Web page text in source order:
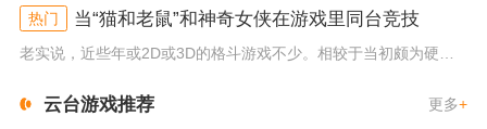
热门 当“猫和老鼠”和神奇女侠在游戏里同台竞技
云台游戏推荐 更多+